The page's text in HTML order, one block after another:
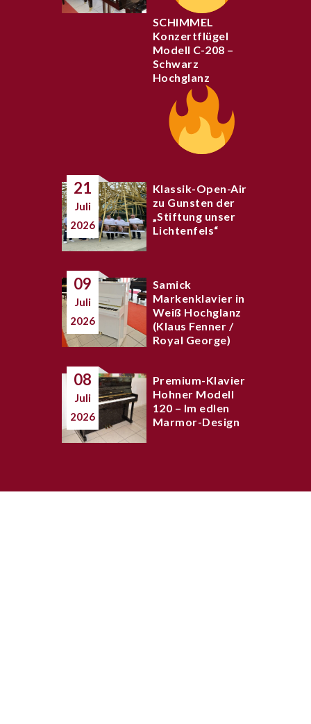
SCHIMMEL
Konzertflügel
Modell C-208 –
Schwarz
Hochglanz
21
Juli
2026
Klassik-Open-Air
zu Gunsten der
„Stiftung unser
Lichtenfels“
09
Juli
2026
Samick
Markenklavier in
Weiß Hochglanz
(Klaus Fenner /
Royal George)
08
Juli
2026
Premium-Klavier
Hohner Modell
120 – Im edlen
Marmor-Design